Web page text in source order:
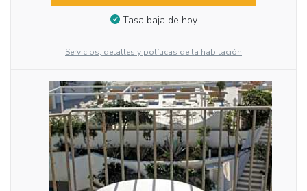
Tasa baja de hoy
Servicios, detalles y políticas de la habitación